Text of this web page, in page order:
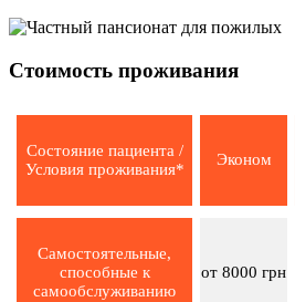
Стоимость проживания
Состояние пациента /
Условия проживания*
Эконом
Самостоятельные,
способные к
самообслуживанию
от 8000 грн